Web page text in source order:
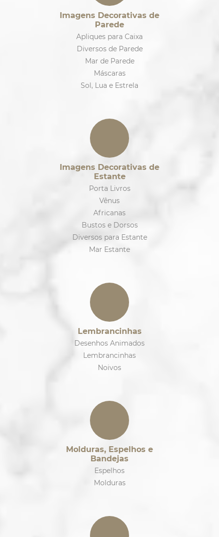
Imagens Decorativas de
Parede
Apliques para Caixa
Diversos de Parede
Mar de Parede
Máscaras
Sol, Lua e Estrela
Imagens Decorativas de
Estante
Porta Livros
Vênus
Africanas
Bustos e Dorsos
Diversos para Estante
Mar Estante
Lembrancinhas
Desenhos Animados
Lembrancinhas
Noivos
Molduras, Espelhos e
Bandejas
Espelhos
Molduras